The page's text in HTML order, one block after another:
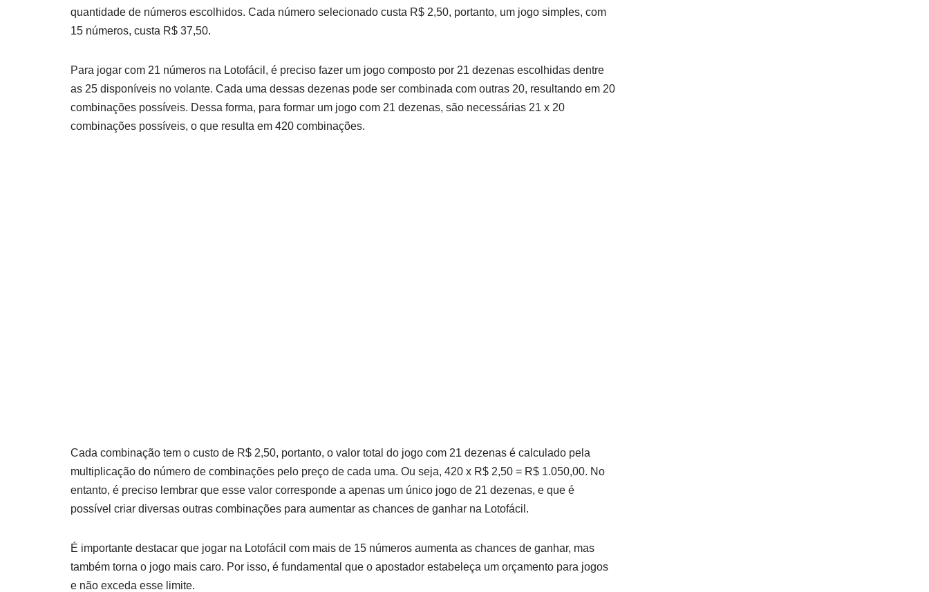
quantidade de números escolhidos. Cada número selecionado custa R$ 2,50, portanto, um jogo simples, com
15 números, custa R$ 37,50.
Para jogar com 21 números na Lotofácil, é preciso fazer um jogo composto por 21 dezenas escolhidas dentre
as 25 disponíveis no volante. Cada uma dessas dezenas pode ser combinada com outras 20, resultando em 20
combinações possíveis. Dessa forma, para formar um jogo com 21 dezenas, são necessárias 21 x 20
combinações possíveis, o que resulta em 420 combinações.
Cada combinação tem o custo de R$ 2,50, portanto, o valor total do jogo com 21 dezenas é calculado pela
multiplicação do número de combinações pelo preço de cada uma. Ou seja, 420 x R$ 2,50 = R$ 1.050,00. No
entanto, é preciso lembrar que esse valor corresponde a apenas um único jogo de 21 dezenas, e que é
possível criar diversas outras combinações para aumentar as chances de ganhar na Lotofácil.
É importante destacar que jogar na Lotofácil com mais de 15 números aumenta as chances de ganhar, mas
também torna o jogo mais caro. Por isso, é fundamental que o apostador estabeleça um orçamento para jogos
e não exceda esse limite.